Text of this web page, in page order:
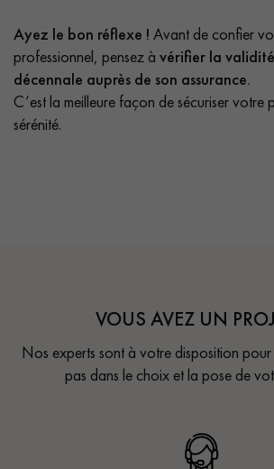
Ayez le bon réflexe ! Avant de confier
professionnel, pensez à vérifier la
décennale auprès de son assurance.
C’est la meilleure façon de sécuriser votre
sérénité.
VOUS AVEZ UN
Nos experts sont à votre disposition
pas dans le choix et la pose de